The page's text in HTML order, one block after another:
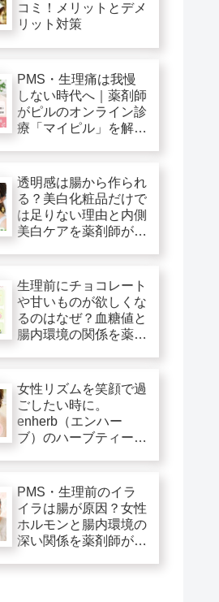
コミ！メリットとデメ
リット対策
PMS・生理痛は我慢
しない時代へ｜薬剤師
がピルのオンライン診
療「マイピル」を解
透明感は腸から作られ
る？美白化粧品だけで
は足りない理由と内側
美白ケアを薬剤師が解
生理前にチョコレート
や甘いものが欲しくな
るのはなぜ？血糖値と
腸内環境の関係を薬剤
女性リズムを笑顔で過
ごしたい時に。
enherb（エンハー
ブ）のハーブティーが
PMS・生理前のイラ
イラは腸が原因？女性
ホルモンと腸内環境の
深い関係を薬剤師が解